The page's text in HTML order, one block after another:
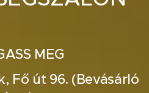
MEG
Fő út 96. (Bevásárló